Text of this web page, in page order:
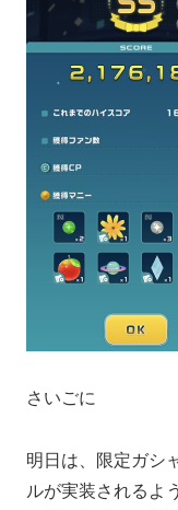
さいごに
明日は、限定ガシ
ルが実装されるよ